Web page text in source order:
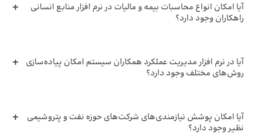
آیا امکان انواع محاسبات بیمه و مالیات در نرم افزار منابع انسانی
راهکاران وجود دارد؟
آیا در نرم افزار مدیریت عملکرد همکاران سیستم امکان پیاده‌سازی
روش‌های مختلف وجود دارد؟
آیا امکان پوشش نیازمندی‌‌های شرکت‌های حوزه نفت و پتروشیمی
نظیر وجود دارد؟